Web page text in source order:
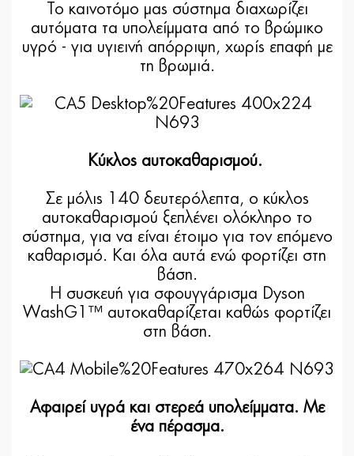
Το καινοτόμο μας σύστημα διαχωρίζει
αυτόματα τα υπολείμματα από το βρώμικο
υγρό - για υγιεινή απόρριψη, χωρίς επαφή με
τη βρωμιά.
Κύκλος αυτοκαθαρισμού.
Σε μόλις 140 δευτερόλεπτα, ο κύκλος
αυτοκαθαρισμού ξεπλένει ολόκληρο το
σύστημα, για να είναι έτοιμο για τον επόμενο
καθαρισμό. Και όλα αυτά ενώ φορτίζει στη
βάση.
Η συσκευή για σφουγγάρισμα Dyson
WashG1™ αυτοκαθαρίζεται καθώς φορτίζει
στη βάση.
Αφαιρεί υγρά και στερεά υπολείμματα. Με
ένα πέρασμα.